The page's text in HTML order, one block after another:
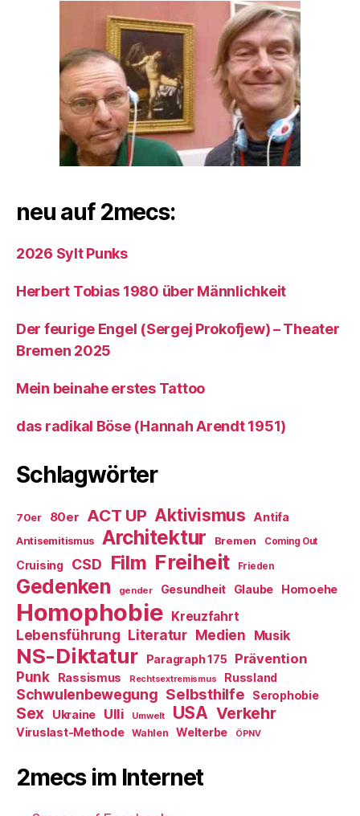
neu auf 2mecs:
2026 Sylt Punks
Herbert Tobias 1980 über Männlichkeit
Der feurige Engel (Sergej Prokofjew) – Theater
Bremen 2025
Mein beinahe erstes Tattoo
das radikal Böse (Hannah Arendt 1951)
Schlagwörter
70er 80er ACT UP Aktivismus Antifa
Antisemitismus Architektur Bremen Coming Out
Cruising CSD Film Freiheit Frieden
Gedenken gender Gesundheit Glaube Homoehe
Homophobie Kreuzfahrt
Lebensführung Literatur Medien Musik
NS-Diktatur Paragraph 175
Prävention
Punk
Rassismus Rechtsextremismus Russland
Schwulenbewegung Selbsthilfe Serophobie
Sex Ukraine Ulli Umwelt USA Verkehr
Viruslast-Methode Wahlen Welterbe ÖPNV
2mecs im Internet